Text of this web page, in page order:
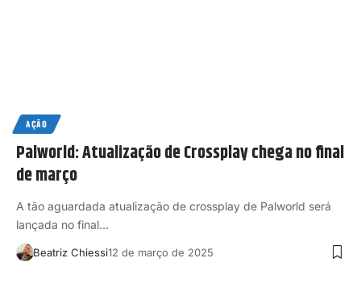
AÇÃO
Palworld: Atualização de Crossplay chega no final
de março
A tão aguardada atualização de crossplay de Palworld será
lançada no final…
Beatriz Chiessi12 de março de 2025